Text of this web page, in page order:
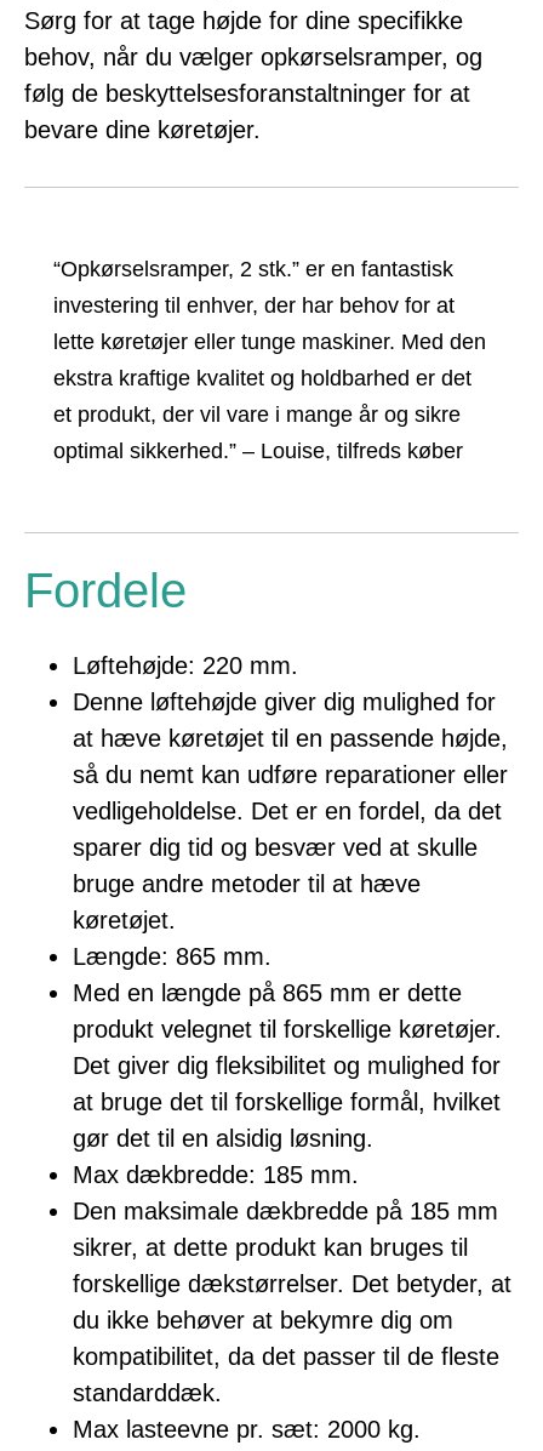
Sørg for at tage højde for dine specifikke
behov, når du vælger opkørselsramper, og
følg de beskyttelsesforanstaltninger for at
bevare dine køretøjer.
“Opkørselsramper, 2 stk.” er en fantastisk
investering til enhver, der har behov for at
lette køretøjer eller tunge maskiner. Med den
ekstra kraftige kvalitet og holdbarhed er det
et produkt, der vil vare i mange år og sikre
optimal sikkerhed.” – Louise, tilfreds køber
Fordele
Løftehøjde: 220 mm.
Denne løftehøjde giver dig mulighed for
at hæve køretøjet til en passende højde,
så du nemt kan udføre reparationer eller
vedligeholdelse. Det er en fordel, da det
sparer dig tid og besvær ved at skulle
bruge andre metoder til at hæve
køretøjet.
Længde: 865 mm.
Med en længde på 865 mm er dette
produkt velegnet til forskellige køretøjer.
Det giver dig fleksibilitet og mulighed for
at bruge det til forskellige formål, hvilket
gør det til en alsidig løsning.
Max dækbredde: 185 mm.
Den maksimale dækbredde på 185 mm
sikrer, at dette produkt kan bruges til
forskellige dækstørrelser. Det betyder, at
du ikke behøver at bekymre dig om
kompatibilitet, da det passer til de fleste
standarddæk.
Max lasteevne pr. sæt: 2000 kg.